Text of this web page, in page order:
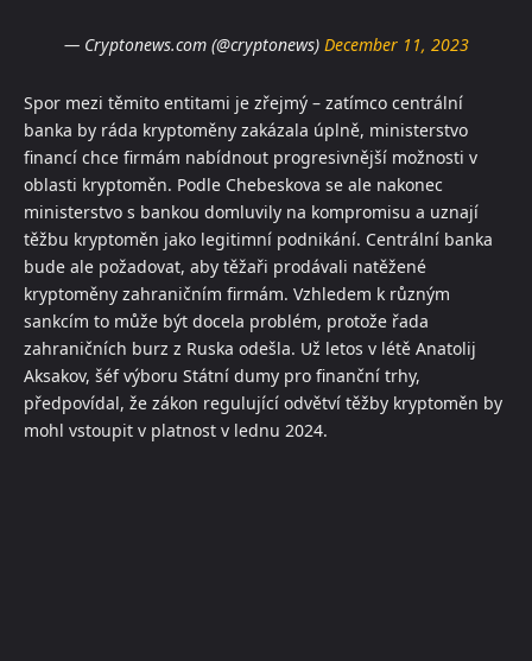
— Cryptonews.com (@cryptonews) December 11, 2023
Spor mezi těmito entitami je zřejmý – zatímco centrální
banka by ráda kryptoměny zakázala úplně, ministerstvo
financí chce firmám nabídnout progresivnější možnosti v
oblasti kryptoměn. Podle Chebeskova se ale nakonec
ministerstvo s bankou domluvily na kompromisu a uznají
těžbu kryptoměn jako legitimní podnikání. Centrální banka
bude ale požadovat, aby těžaři prodávali natěžené
kryptoměny zahraničním firmám. Vzhledem k různým
sankcím to může být docela problém, protože řada
zahraničních burz z Ruska odešla. Už letos v létě Anatolij
Aksakov, šéf výboru Státní dumy pro finanční trhy,
předpovídal, že zákon regulující odvětví těžby kryptoměn by
mohl vstoupit v platnost v lednu 2024.